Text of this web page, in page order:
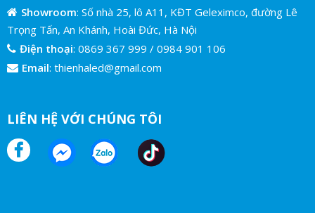
Showroom: Số nhà 25, lô A11, KĐT Geleximco, đường Lê
Trọng Tấn, An Khánh, Hoài Đức, Hà Nội
Điện thoại: 0869 367 999 / 0984 901 106
Email: thienhaled@gmail.com
LIÊN HỆ VỚI CHÚNG TÔI